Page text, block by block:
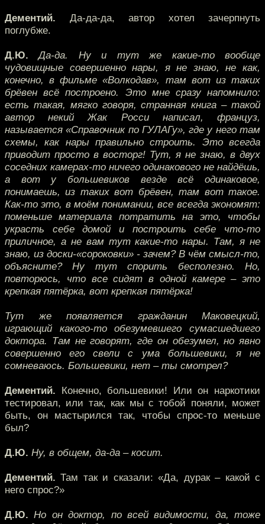
Дементий. Да-да-да, автор хотел зачерпнуть
поглубже.
Д.Ю. Да-да. Ну и тут же какие-то вообще
чудовищные совершенно нары, я не знаю, не как,
конечно, в фильме «Волкодав», там вот из таких
брёвен всё построено. Это мне сразу напомнило:
есть такая, мягко говоря, странная книга – такой
автор некий Жак Росси написал, француз,
называется «Справочник по ГУЛАГу», где у него там
схемы, как нары правильно строить. Это всегда
приводит просто в восторг! Тут, я не знаю, в двух
соседних камерах-то ничего одинакового не найдёшь,
а вот у большевиков везде всё одинаковое,
понимаешь, из таких вот брёвен, там вот такое.
Как-то это, в моём понимании, все всегда экономят:
поменьше материала потратить на это, чтобы
украсть себе домой и построить себе что-то
приличное, а не вам тут какие-то нары. Там, я не
знаю, из доски-«сороковки» - зачем? В чём смысл-то,
объясните? Ну тут спорить бесполезно. Но,
повторюсь, что все сидят в одной камере – это
крепкая пятёрка, вот крепкая пятёрка!
Тут же появляется гражданин Маковецкий,
играющий какого-то обезумевшего сумасшедшего
доктора. Там не говорят, где он обезумел, но явно
совершенно его свели с ума большевики, я не
сомневаюсь. Большевики, нет – ты смотрел?
Дементий. Конечно, большевики! Или он наркотики
тестировал, или так, как мы с тобой поняли, может
быть, он мастырился так, чтобы спрос-то меньше
был?
Д.Ю. Ну, в общем, да-да – косит.
Дементий. Там так и сказали: «Да, дурак – какой с
него спрос?»
Д.Ю. Но он доктор, по всей видимости, да, тоже